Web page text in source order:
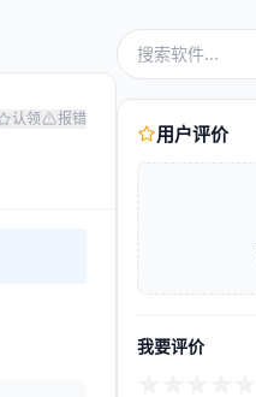
认领 报错
用户评价
我要评价